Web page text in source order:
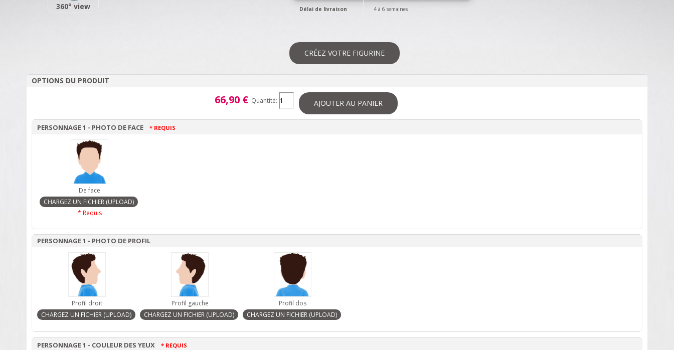
360° view Délai de livraison 4 à 6 semaines
CRÉEZ VOTRE FIGURINE
OPTIONS DU PRODUIT
66,90 € Quantité: AJOUTER AU PANIER
PERSONNAGE 1 - PHOTO DE FACE * REQUIS
De face
* Requis
PERSONNAGE 1 - PHOTO DE PROFIL
Profil droit Profil gauche Profil dos
PERSONNAGE 1 - COULEUR DES YEUX * REQUIS